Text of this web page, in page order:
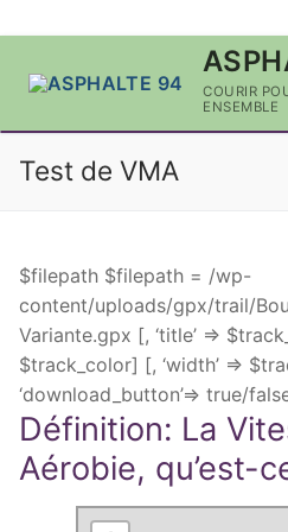
COURIR
ENSEMBLE
Test de VMA
$filepath $filepath = /wp-
content/uploads/gpx/trail/
Variante.gpx [, ‘title’ =>
$track_color] [, ‘width’ =>
‘download_button’=> true/
Définition: La
Aérobie, qu’est-